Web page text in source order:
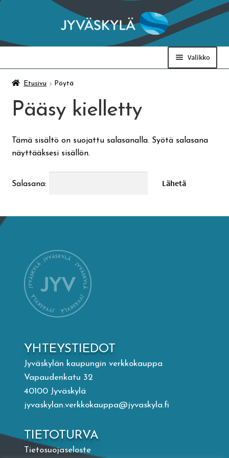
Siirry
navigointiin
Siirry
sisältöön
Valikko
Taidemuseo & Ratamo
Suomen käsityön museo
Skeittihalli
Taideapteekki
Kirjasto
Valon Kaupunki
Lasten Lysti & LystiKylä-festivaali
English
Etusivu Pöytä
Pääsy kielletty
Tämä sisältö on suojattu salasanalla. Syötä salasana
näyttääksesi sisällön.
Salasana:
YHTEYSTIEDOT
Jyväskylän kaupungin verkkokauppa
Vapaudenkatu 32
40100 Jyväskylä
jyvaskylan.verkkokauppa@jyvaskyla.fi
TIETOTURVA
Tietosuojaseloste